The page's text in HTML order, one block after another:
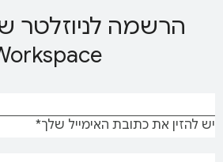
יש להזין את כתובת האימייל שלך